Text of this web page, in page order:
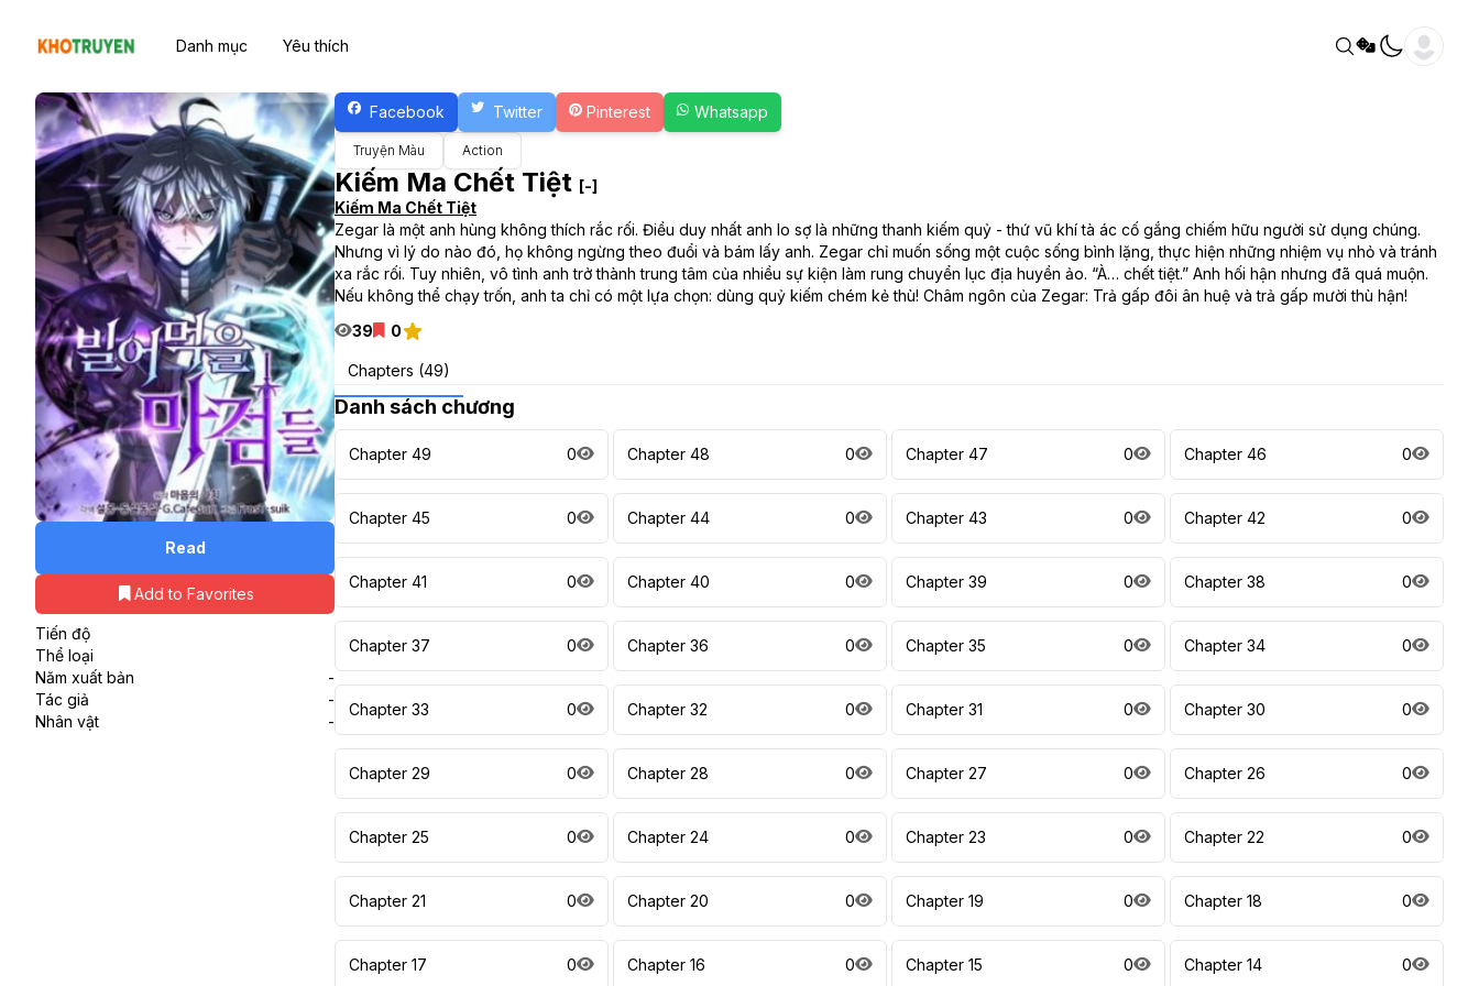
Danh mục Yêu thích
Read
Add to Favorites
Tiến độ
Thể loại
Năm xuất bản
-
Tác giả
-
Nhân vật
-
Facebook Twitter Pinterest Whatsapp
Truyện Màu Action
Kiếm Ma Chết Tiệt [-]
Kiếm Ma Chết Tiệt
Zegar là một anh hùng không thích rắc rối. Điều duy nhất anh lo sợ là những thanh kiếm quỷ - thứ vũ khí tà ác cố gắng chiếm hữu người sử dụng chúng.
Nhưng vì lý do nào đó, họ không ngừng theo đuổi và bám lấy anh. Zegar chỉ muốn sống một cuộc sống bình lặng, thực hiện những nhiệm vụ nhỏ và tránh
xa rắc rối. Tuy nhiên, vô tình anh trở thành trung tâm của nhiều sự kiện làm rung chuyển lục địa huyền ảo. “À… chết tiệt.” Anh hối hận nhưng đã quá muộn.
Nếu không thể chạy trốn, anh ta chỉ có một lựa chọn: dùng quỷ kiếm chém kẻ thù! Châm ngôn của Zegar: Trả gấp đôi ân huệ và trả gấp mười thù hận!
39
0
Chapters (49)
Danh sách chương
Chapter 49 0 Chapter 48 0 Chapter 47 0 Chapter 46 0
Chapter 45 0 Chapter 44 0 Chapter 43 0 Chapter 42 0
Chapter 41 0 Chapter 40 0 Chapter 39 0 Chapter 38 0
Chapter 37 0 Chapter 36 0 Chapter 35 0 Chapter 34 0
Chapter 33 0 Chapter 32 0 Chapter 31 0 Chapter 30 0
Chapter 29 0 Chapter 28 0 Chapter 27 0 Chapter 26 0
Chapter 25 0 Chapter 24 0 Chapter 23 0 Chapter 22 0
Chapter 21 0 Chapter 20 0 Chapter 19 0 Chapter 18 0
Chapter 17 0 Chapter 16 0 Chapter 15 0 Chapter 14 0